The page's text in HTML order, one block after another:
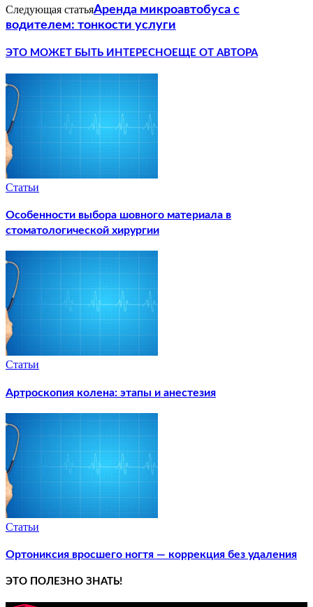
Следующая статьяАренда микроавтобуса с
водителем: тонкости услуги
ЭТО МОЖЕТ БЫТЬ ИНТЕРЕСНО ЕЩЕ ОТ АВТОРА
Статьи
Особенности выбора шовного материала в
стоматологической хирургии
Статьи
Артроскопия колена: этапы и анестезия
Статьи
Ортониксия вросшего ногтя — коррекция без удаления
ЭТО ПОЛЕЗНО ЗНАТЬ!